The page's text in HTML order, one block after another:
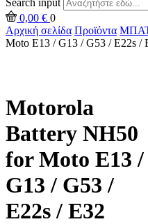
Search input
0,00 € 0
Αρχική σελίδα Προϊόντα
Moto E13 / G13 / G53 / E22s /
Motorola
Battery NH50
for Moto E13 /
G13 / G53 /
E22s / E32